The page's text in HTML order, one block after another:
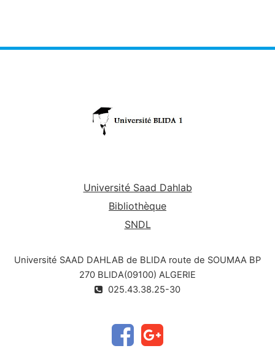
Université Saad Dahlab
Bibliothèque
SNDL
Université SAAD DAHLAB de BLIDA route de SOUMAA BP
270 BLIDA(09100) ALGERIE
025.43.38.25-30